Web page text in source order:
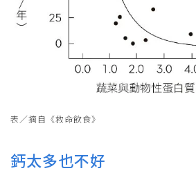
表／摘自《救命飲食》
鈣太多也不好